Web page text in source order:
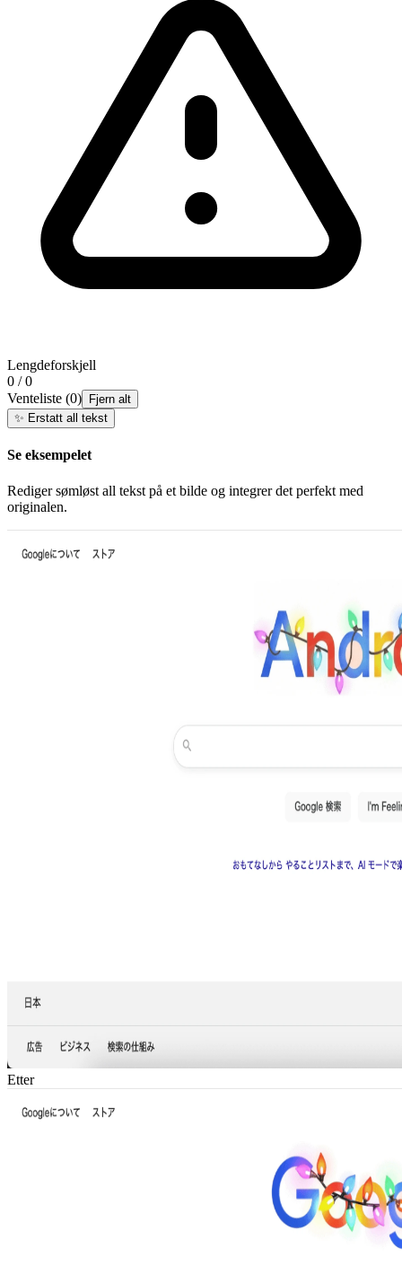
Lengdeforskjell
0 / 0
Venteliste (0)
Fjern alt
✨ Erstatt all tekst
Se eksempelet
Rediger sømløst all tekst på et bilde og integrer det perfekt med
originalen.
Etter